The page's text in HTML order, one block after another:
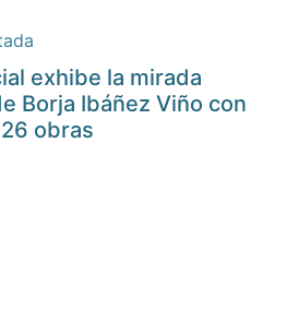
exhibe la mirada
Borja Ibáñez Viño con
obras